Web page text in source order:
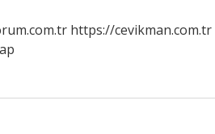
https://cevikman.com.tr